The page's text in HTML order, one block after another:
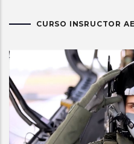
CURSO INSRUCTOR